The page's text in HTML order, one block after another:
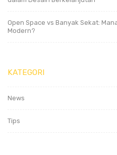
Open Space vs Banyak Sekat:
Modern?
KATEGORI
News
Tips